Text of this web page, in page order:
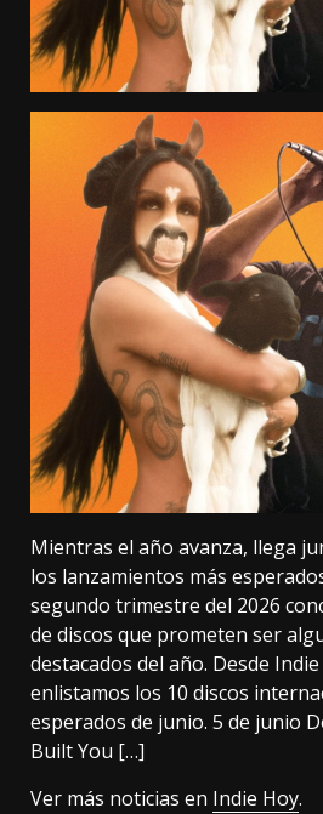
Mientras el año avanza, llega
los lanzamientos más
segundo trimestre del 2026
de discos que prometen ser
destacados del año. Desde
enlistamos los 10 discos
esperados de junio. 5 de junio
Built You […]
Ver más noticias en Indie Hoy.